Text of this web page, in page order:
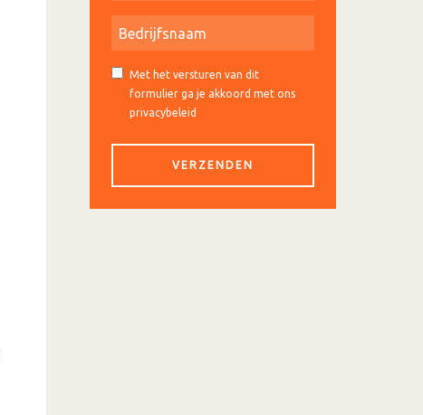
Met het versturen van dit
formulier ga je akkoord met ons
privacybeleid